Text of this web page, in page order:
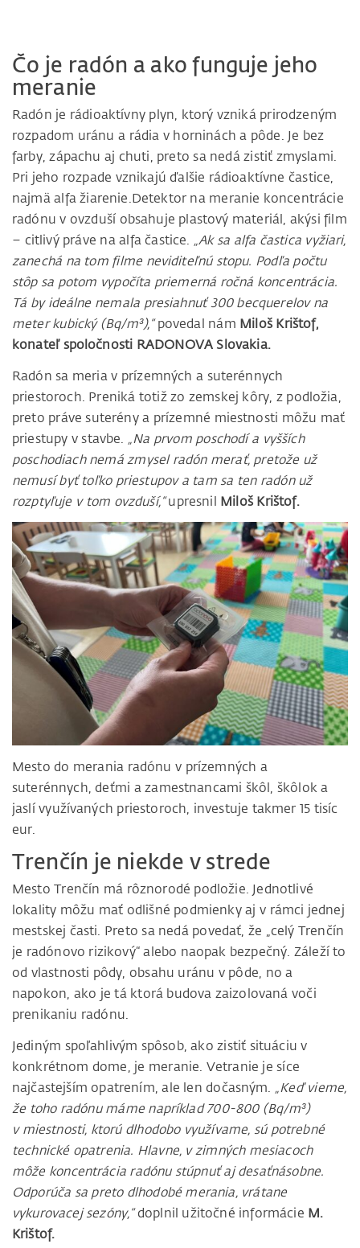
Čo je radón a ako funguje jeho
meranie
Radón je rádioaktívny plyn, ktorý vzniká prirodzeným
rozpadom uránu a rádia v horninách a pôde. Je bez
farby, zápachu aj chuti, preto sa nedá zistiť zmyslami.
Pri jeho rozpade vznikajú ďalšie rádioaktívne častice,
najmä alfa žiarenie.Detektor na meranie koncentrácie
radónu v ovzduší obsahuje plastový materiál, akýsi film
– citlivý práve na alfa častice. „Ak sa alfa častica vyžiari,
zanechá na tom filme neviditeľnú stopu. Podľa počtu
stôp sa potom vypočíta priemerná ročná koncentrácia.
Tá by ideálne nemala presiahnuť 300 becquerelov na
meter kubický (Bq/m³),“povedal nám Miloš Krištof,
konateľ spoločnosti RADONOVA Slovakia.
Radón sa meria v prízemných a suterénnych
priestoroch. Preniká totiž zo zemskej kôry, z podložia,
preto práve suterény a prízemné miestnosti môžu mať
priestupy v stavbe. „Na prvom poschodí a vyšších
poschodiach nemá zmysel radón merať, pretože už
nemusí byť toľko priestupov a tam sa ten radón už
rozptyľuje v tom ovzduší,“upresnil Miloš Krištof.
Mesto do merania radónu v prízemných a
suterénnych, deťmi a zamestnancami škôl, škôlok a
jaslí využívaných priestoroch, investuje takmer 15 tisíc
eur.
Trenčín je niekde v strede
Mesto Trenčín má rôznorodé podložie. Jednotlivé
lokality môžu mať odlišné podmienky aj v rámci jednej
mestskej časti. Preto sa nedá povedať, že „celý Trenčín
je radónovo rizikový“ alebo naopak bezpečný. Záleží to
od vlastnosti pôdy, obsahu uránu v pôde, no a
napokon, ako je tá ktorá budova zaizolovaná voči
prenikaniu radónu.
Jediným spoľahlivým spôsob, ako zistiť situáciu v
konkrétnom dome, je meranie. Vetranie je síce
najčastejším opatrením, ale len dočasným. „Keď vieme,
že toho radónu máme napríklad 700-800 (Bq/m³)
v miestnosti, ktorú dlhodobo využívame, sú potrebné
technické opatrenia. Hlavne, v zimných mesiacoch
môže koncentrácia radónu stúpnuť aj desaťnásobne.
Odporúča sa preto dlhodobé merania, vrátane
vykurovacej sezóny,“doplnil užitočné informácie M.
Krištof.